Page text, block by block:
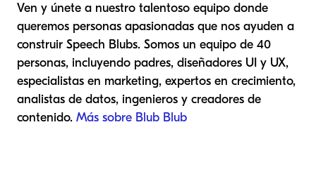
Ven y únete a nuestro talentoso equipo donde
queremos personas apasionadas que nos ayuden a
construir Speech Blubs. Somos un equipo de 40
personas, incluyendo padres, diseñadores UI y UX,
especialistas en marketing, expertos en crecimiento,
analistas de datos, ingenieros y creadores de
contenido. Más sobre Blub Blub